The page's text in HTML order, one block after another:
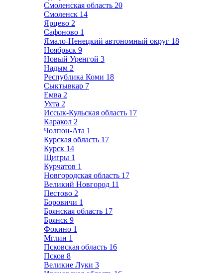
Смоленская область 20
Смоленск 14
Ярцево 2
Сафоново 1
Ямало-Ненецкий автономный округ 18
Ноябрьск 9
Новый Уренгой 3
Надым 2
Республика Коми 18
Сыктывкар 7
Емва 2
Ухта 2
Иссык-Кульская область 17
Каракол 2
Чолпон-Ата 1
Курская область 17
Курск 14
Щигры 1
Курчатов 1
Новгородская область 17
Великий Новгород 11
Пестово 2
Боровичи 1
Брянская область 17
Брянск 9
Фокино 1
Мглин 1
Псковская область 16
Псков 8
Великие Луки 3